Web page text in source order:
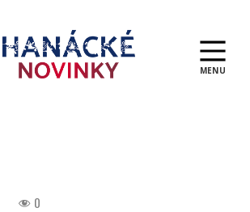
MENU
0